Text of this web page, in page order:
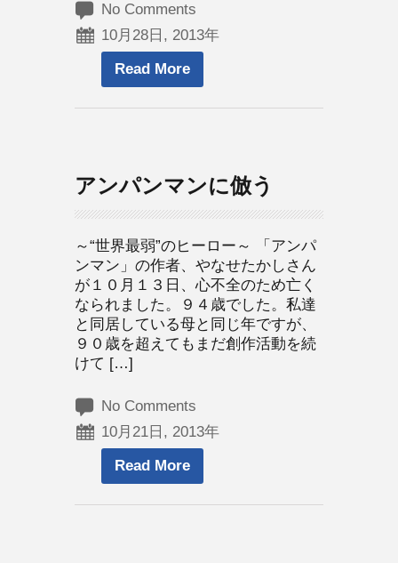
No Comments
10月28日, 2013年
Read More
アンパンマンに倣う
～“世界最弱”のヒーロー～ 「アンパ
ンマン」の作者、やなせたかしさん
が１０月１３日、心不全のため亡く
なられました。９４歳でした。私達
と同居している母と同じ年ですが、
９０歳を超えてもまだ創作活動を続
けて […]
No Comments
10月21日, 2013年
Read More